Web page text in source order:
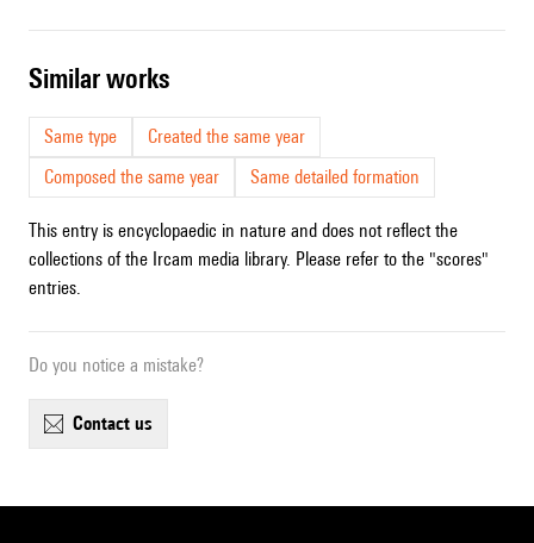
similar works
Same type
Created the same year
Composed the same year
Same detailed formation
This entry is encyclopaedic in nature and does not reflect the
collections of the Ircam media library. Please refer to the "scores"
entries.
Do you notice a mistake?
contact us